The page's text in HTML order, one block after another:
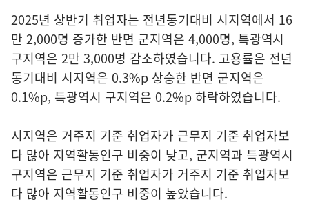
2025년 상반기 취업자는 전년동기대비 시지역에서 16
만 2,000명 증가한 반면 군지역은 4,000명, 특광역시
구지역은 2만 3,000명 감소하였습니다. 고용률은 전년
동기대비 시지역은 0.3%p 상승한 반면 군지역은
0.1%p, 특광역시 구지역은 0.2%p 하락하였습니다.
시지역은 거주지 기준 취업자가 근무지 기준 취업자보
다 많아 지역활동인구 비중이 낮고, 군지역과 특광역시
구지역은 근무지 기준 취업자가 거주지 기준 취업자보
다 많아 지역활동인구 비중이 높았습니다.